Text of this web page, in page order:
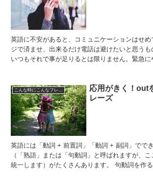
英語に不安があると、コミュニケーションはせ
ジで済ませ、出来るだけ電話は避けたいと思うも
いつもそれで事が足りるとは限りません。緊急
こんな時にこんなフレーズ
応用がきく！out
レーズ
英語には「動詞 + 前置詞」「動詞 + 副詞」でで
（「熟語」または「句動詞」と呼ばれますが、
統一します）がたくさんあります。 句動詞を作